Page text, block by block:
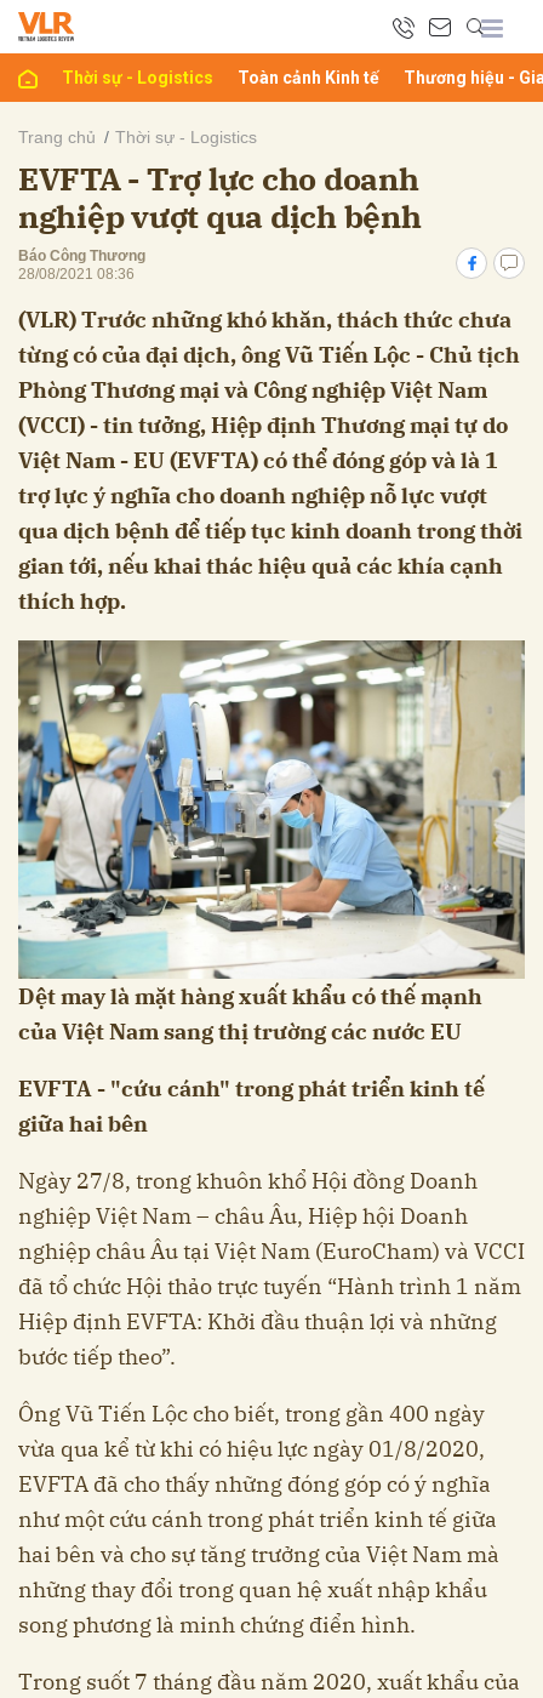
Thời sự - Logistics Toàn cảnh Kinh tế Thương hiệu -
Trang chủ Thời sự - Logistics
EVFTA - Trợ lực cho doanh
nghiệp vượt qua dịch bệnh
Báo Công Thương
28/08/2021 08:36
(VLR) Trước những khó khăn, thách thức chưa
từng có của đại dịch, ông Vũ Tiến Lộc - Chủ tịch
Phòng Thương mại và Công nghiệp Việt Nam
(VCCI) - tin tưởng, Hiệp định Thương mại tự do
Việt Nam - EU (EVFTA) có thể đóng góp và là 1
trợ lực ý nghĩa cho doanh nghiệp nỗ lực vượt
qua dịch bệnh để tiếp tục kinh doanh trong thời
gian tới, nếu khai thác hiệu quả các khía cạnh
thích hợp.
Dệt may là mặt hàng xuất khẩu có thế mạnh
của Việt Nam sang thị trường các nước EU
EVFTA - "cứu cánh" trong phát triển kinh tế
giữa hai bên
Ngày 27/8, trong khuôn khổ Hội đồng Doanh
nghiệp Việt Nam – châu Âu, Hiệp hội Doanh
nghiệp châu Âu tại Việt Nam (EuroCham) và VCCI
đã tổ chức Hội thảo trực tuyến “Hành trình 1 năm
Hiệp định EVFTA: Khởi đầu thuận lợi và những
bước tiếp theo”.
Ông Vũ Tiến Lộc cho biết, trong gần 400 ngày
vừa qua kể từ khi có hiệu lực ngày 01/8/2020,
EVFTA đã cho thấy những đóng góp có ý nghĩa
như một cứu cánh trong phát triển kinh tế giữa
hai bên và cho sự tăng trưởng của Việt Nam mà
những thay đổi trong quan hệ xuất nhập khẩu
song phương là minh chứng điển hình.
Trong suốt 7 tháng đầu năm 2020, xuất khẩu của
luận
Hủy